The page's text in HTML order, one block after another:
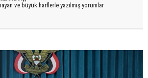
ve büyük harflerle yazılmış yorumlar